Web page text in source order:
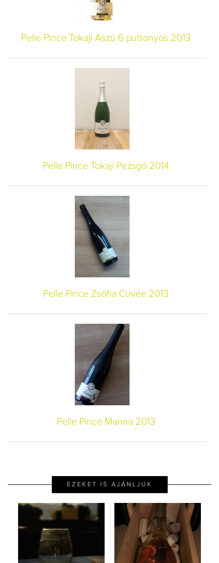
Pelle Pince Tokaji Aszú 6 puttonyos 2013
Pelle Pince Tokaji Pezsgő 2014
Pelle Pince Zsófia Cuvée 2013
Pelle Pince Manna 2013
EZEKET IS AJÁNLJUK